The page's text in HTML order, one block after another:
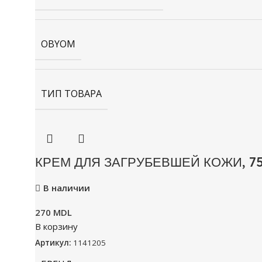
OBYOM
ТИП ТОВАРА
КРЕМ ДЛЯ ЗАГРУБЕВШЕЙ КОЖИ,
В наличии
270 MDL
В корзину
Артикул: 1141205